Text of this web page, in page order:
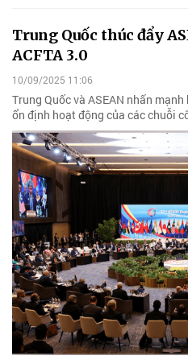
Trung Quốc thúc đẩy
ACFTA 3.0
10/09/2025 11:06
Trung Quốc và ASEAN nhấn
ổn định hoạt động của các chuỗi